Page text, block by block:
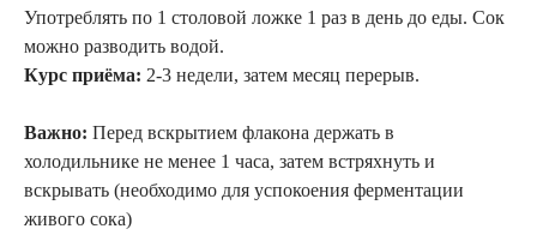
Употреблять по 1 столовой ложке 1 раз в день до еды. Сок
можно разводить водой.
Курс приёма: 2-3 недели, затем месяц перерыв.
Важно: Перед вскрытием флакона держать в
холодильнике не менее 1 часа, затем встряхнуть и
вскрывать (необходимо для успокоения ферментации
живого сока)